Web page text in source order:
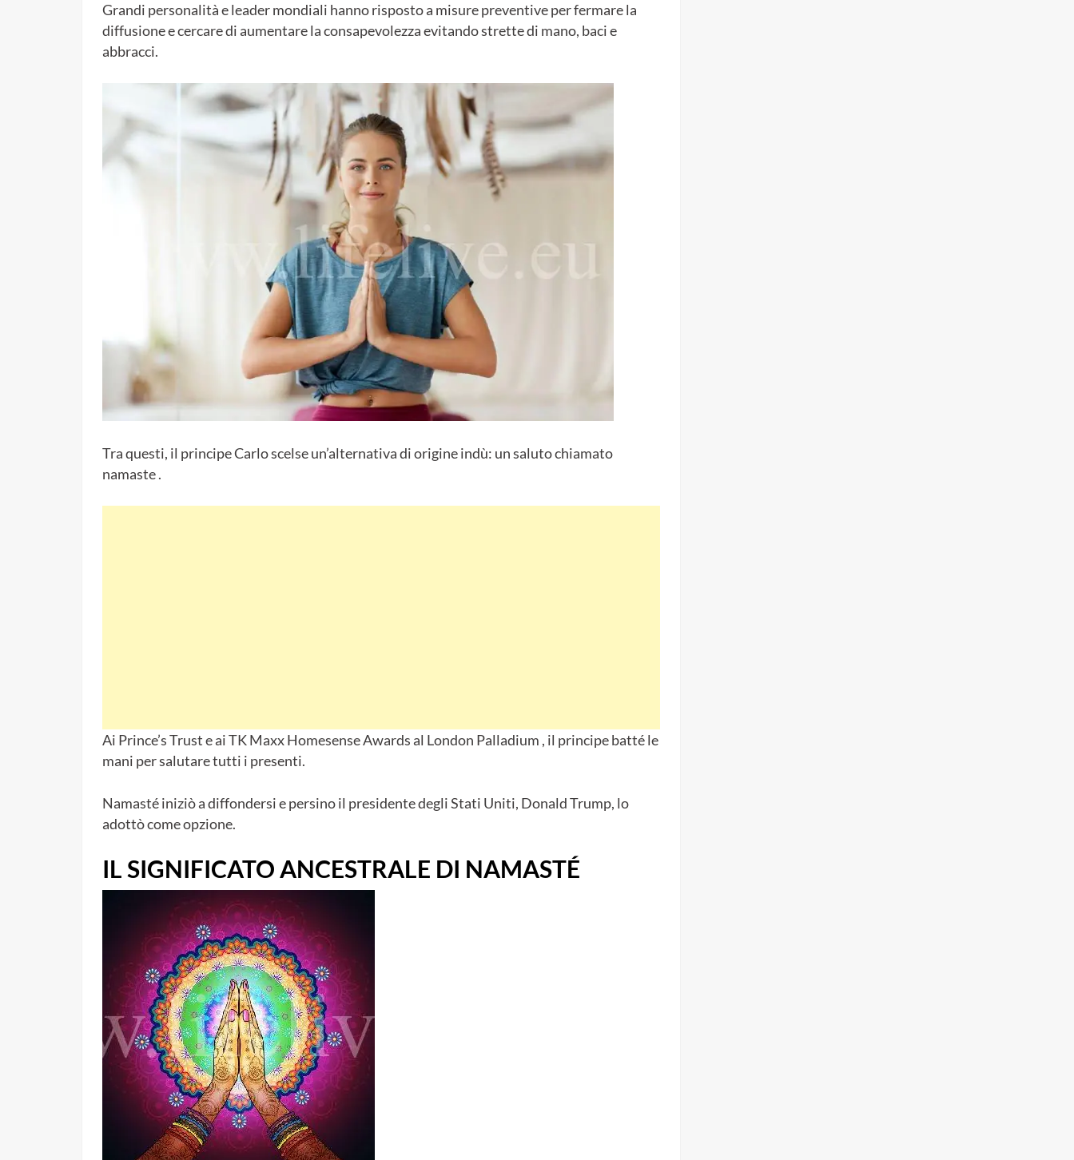
Grandi personalità e leader mondiali hanno risposto a misure preventive per fermare la
diffusione e cercare di aumentare la consapevolezza evitando strette di mano, baci e
abbracci.
Tra questi, il principe Carlo scelse un’alternativa di origine indù: un saluto chiamato
namaste .
Ai Prince’s Trust e ai TK Maxx Homesense Awards al London Palladium , il principe batté le
mani per salutare tutti i presenti.
Namasté iniziò a diffondersi e persino il presidente degli Stati Uniti, Donald Trump, lo
adottò come opzione.
IL SIGNIFICATO ANCESTRALE DI NAMASTÉ